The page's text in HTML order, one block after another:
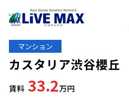
マンション
カスタリア渋谷櫻丘
賃料 33.2万円